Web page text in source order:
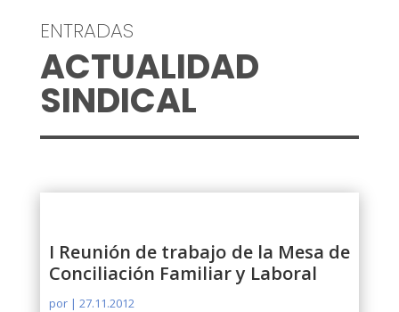
ENTRADAS
ACTUALIDAD
SINDICAL
I Reunión de trabajo de la Mesa de
Conciliación Familiar y Laboral
por | 27.11.2012